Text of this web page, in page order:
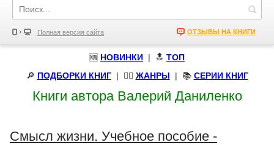
Полная версия сайта ОТЗЫВЫ НА КНИГИ
🆕 НОВИНКИ | 🔝 ТОП
🔎 ПОДБОРКИ КНИГ| 🧝‍♀️ ЖАНРЫ | 📚 СЕРИИ КНИГ
Книги автора Валерий Даниленко
Смысл жизни. Учебное пособие -